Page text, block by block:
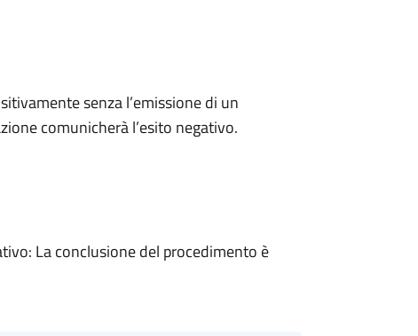
senza l’emissione di un
comunicherà l’esito negativo.
La conclusione del procedimento è